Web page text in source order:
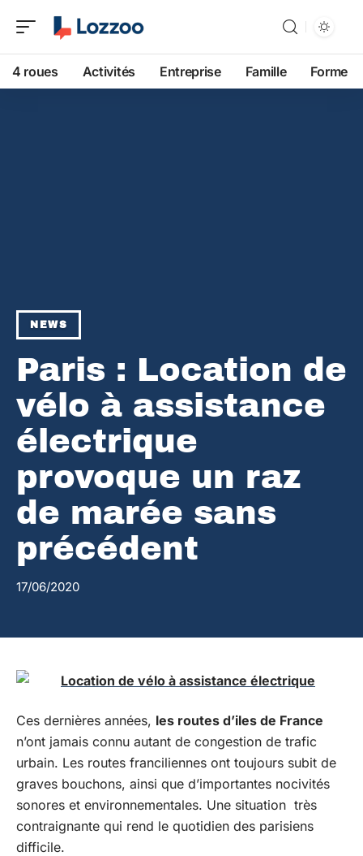
4 roues Activités Entreprise Famille Forme
NEWS
Paris : Location de
vélo à assistance
électrique
provoque un raz
de marée sans
précédent
17/06/2020
Ces dernières années, les routes d’iles de France
n’ont jamais connu autant de congestion de trafic
urbain. Les routes franciliennes ont toujours subit de
graves bouchons, ainsi que d’importantes nocivités
sonores et environnementales. Une situation très
contraignante qui rend le quotidien des parisiens
difficile.